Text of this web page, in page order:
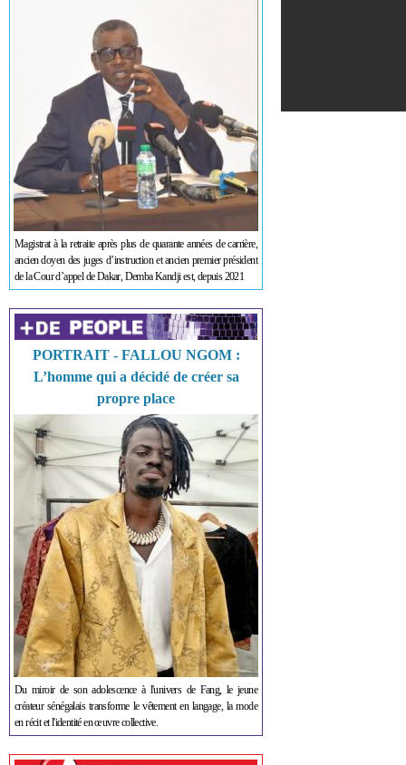
Magistrat à la retraite après plus de quarante années de carrière,
ancien doyen des juges d’instruction et ancien premier président
de la Cour d’appel de Dakar, Demba Kandji est, depuis 2021
PORTRAIT - FALLOU NGOM :
L’homme qui a décidé de créer sa
propre place
Du miroir de son adolescence à l'univers de Fang, le jeune
créateur sénégalais transforme le vêtement en langage, la mode
en récit et l'identité en œuvre collective.